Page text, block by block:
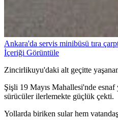
Ankara'da servis minibüsü tıra
İçeriği Görüntüle
Zincirlikuyu'daki alt geçitte yaşanan
Şişli 19 Mayıs Mahallesi'nde
sürücüler ilerlemekte güçlük çekti.
Yollarda biriken sular hem